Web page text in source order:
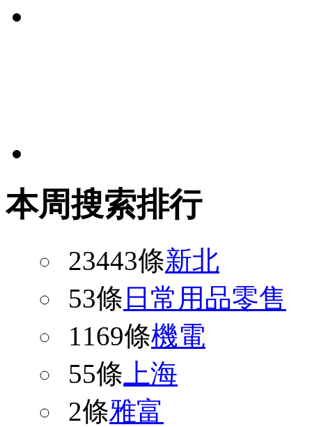
本周搜索排行
23443條新北
53條日常用品零售
1169條機電
55條 上海
2條雅富